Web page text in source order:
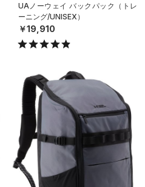
UAノーウェイ バックパック（トレ
ーニング/UNISEX）
￥19,910